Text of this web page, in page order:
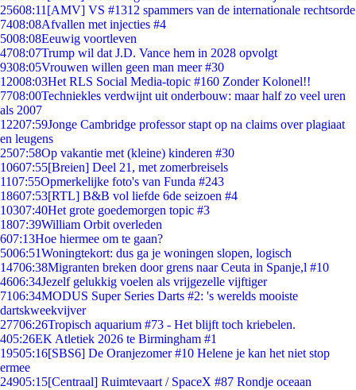
25608:11 [AMV] VS #1312 spammers van de internationale rechtsorde
7408:08Afvallen met injecties #4
5008:08Eeuwig voortleven
4708:07Trump wil dat J.D. Vance hem in 2028 opvolgt
9308:05Vrouwen willen geen man meer #30
12008:03Het RLS Social Media-topic #160 Zonder Kolonel!!
7708:00Techniekles verdwijnt uit onderbouw: maar half zo veel uren
als 2007
12207:59Jonge Cambridge professor stapt op na claims over plagiaat
en leugens
2507:58Op vakantie met (kleine) kinderen #30
10607:55[Breien] Deel 21, met zomerbreisels
1107:55Opmerkelijke foto's van Funda #243
18607:53[RTL] B&B vol liefde 6de seizoen #4
10307:40Het grote goedemorgen topic #3
1807:39William Orbit overleden
607:13Hoe hiermee om te gaan?
5006:51Woningtekort: dus ga je woningen slopen, logisch
14706:38Migranten breken door grens naar Ceuta in Spanje,l #10
4606:34Jezelf gelukkig voelen als vrijgezelle vijftiger
7106:34MODUS Super Series Darts #2: 's werelds mooiste
dartskweekvijver
27706:26Tropisch aquarium #73 - Het blijft toch kriebelen.
405:26EK Atletiek 2026 te Birmingham #1
19505:16[SBS6] De Oranjezomer #10 Helene je kan het niet stop
ermee
24905:15[Centraal] Ruimtevaart / SpaceX #87 Rondje oceaan